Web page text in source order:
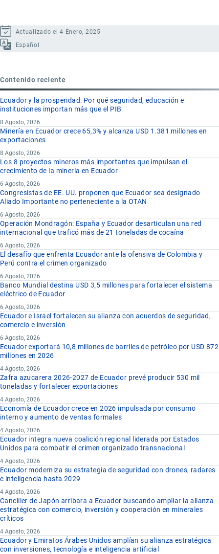
Actualizado el 4 Enero, 2025
Español
Contenido reciente
Ecuador y la prosperidad: Por qué seguridad, educación e
instituciones importan más que el PIB
8 Agosto, 2026
Minería en Ecuador crece 65,3% y alcanza USD 1.381 millones en
exportaciones
8 Agosto, 2026
Los 8 proyectos mineros más importantes que impulsan el
crecimiento de la minería en Ecuador
6 Agosto, 2026
Congresistas de EE. UU. proponen que Ecuador sea designado
Aliado Importante no perteneciente a la OTAN
6 Agosto, 2026
Operación Mondragón: España y Ecuador desarticulan una red
internacional que traficó más de 21 toneladas de cocaína
6 Agosto, 2026
El desafío que enfrenta Ecuador ante la ofensiva de Colombia y
Perú contra el crimen organizado
6 Agosto, 2026
Banco Mundial destina USD 3,5 millones para fortalecer el sistema
eléctrico de Ecuador
6 Agosto, 2026
Ecuador e Israel fortalecen su alianza con acuerdos de seguridad,
comercio e inversión
6 Agosto, 2026
Ecuador exportará 10,8 millones de barriles de petróleo por USD 872
millones en 2026
4 Agosto, 2026
Zafra azucarera 2026-2027 de Ecuador prevé producir 530 mil
toneladas y fortalecer exportaciones
4 Agosto, 2026
Economía de Ecuador crece en 2026 impulsada por consumo
interno y aumento de ventas formales
4 Agosto, 2026
Ecuador integra nueva coalición regional liderada por Estados
Unidos para combatir el crimen organizado transnacional
4 Agosto, 2026
Ecuador moderniza su estrategia de seguridad con drones, radares
e inteligencia hasta 2029
4 Agosto, 2026
Canciller de Japón arribara a Ecuador buscando ampliar la alianza
estratégica con comercio, inversión y cooperación en minerales
críticos
4 Agosto, 2026
Ecuador y Emiratos Árabes Unidos amplían su alianza estratégica
con inversiones, tecnología e inteligencia artificial